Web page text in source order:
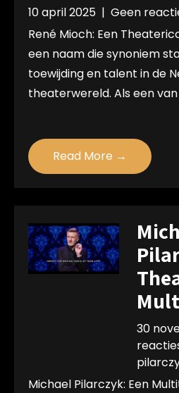
10 april 2025 | Geen
René Mioch: Een
een naam die synoniem
toewijding en talent in de
theaterwereld. Als een
Read More →
30
Michael Pilarczyk: Een